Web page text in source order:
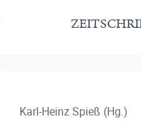
Karl-Heinz Spieß (Hg.)